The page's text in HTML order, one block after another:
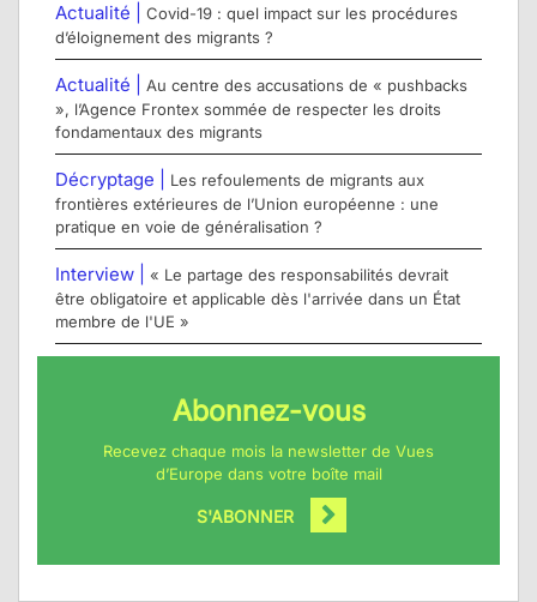
Actualité | Covid-19 : quel impact sur les procédures
d’éloignement des migrants ?
Actualité | Au centre des accusations de « pushbacks
», l’Agence Frontex sommée de respecter les droits
fondamentaux des migrants
Décryptage |
Les refoulements de migrants aux
frontières extérieures de l’Union européenne : une
pratique en voie de généralisation ?
Interview |
« Le partage des responsabilités devrait
être obligatoire et applicable dès l'arrivée dans un État
membre de l'UE »
Abonnez-vous
Recevez chaque mois la newsletter de Vues
d’Europe dans votre boîte mail
S'ABONNER